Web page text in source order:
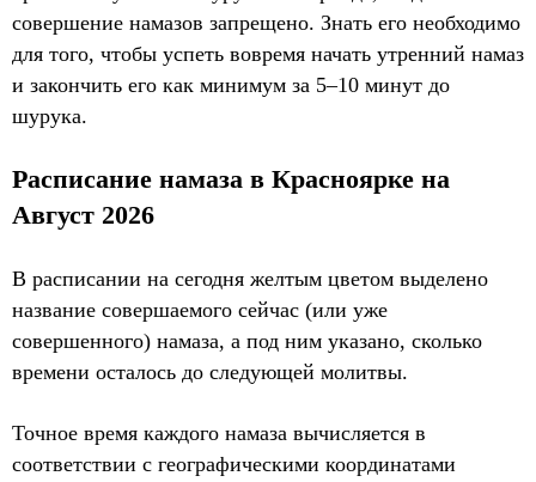
совершение намазов запрещено. Знать его необходимо
для того, чтобы успеть вовремя начать утренний намаз
и закончить его как минимум за 5–10 минут до
шурука.
Расписание намаза в Красноярке на
Август 2026
В расписании на сегодня желтым цветом выделено
название совершаемого сейчас (или уже
совершенного) намаза, а под ним указано, сколько
времени осталось до следующей молитвы.
Точное время каждого намаза вычисляется в
соответствии с географическими координатами